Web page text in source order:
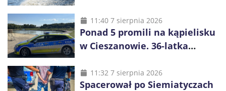
małoletnich
11:40 7 sierpnia 2026
Ponad 5 promili na kąpielisku
w Cieszanowie. 36-latka
z wody
11:32 7 sierpnia 2026
Spacerował po Siemiatyczach